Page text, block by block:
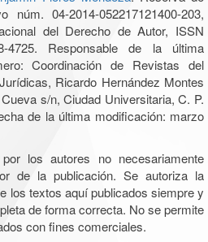
04-2014-052217121400-203,
del Derecho de Autor, ISSN
4725. Responsable de la última
Coordinación de Revistas del
Ricardo Hernández Montes
s/n, Ciudad Universitaria, C. P.
de la última modificación: marzo
los autores no necesariamente
de la publicación. Se autoriza la
los textos aquí publicados siempre y
de forma correcta. No se permite
con fines comerciales.